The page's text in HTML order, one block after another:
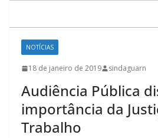
NOTÍCIAS
18 de janeiro de 2019 sindaguarn
Audiência Pública
importância da
Trabalho